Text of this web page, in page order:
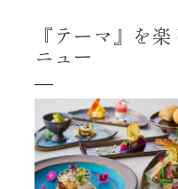
『テーマ』を
ニュー